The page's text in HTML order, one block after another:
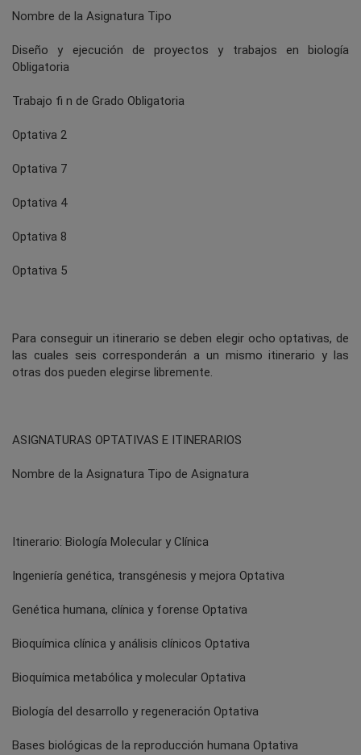
Nombre de la Asignatura Tipo
Diseño y ejecución de proyectos y trabajos en biología
Obligatoria
Trabajo fi n de Grado Obligatoria
Optativa 2
Optativa 7
Optativa 4
Optativa 8
Optativa 5
Para conseguir un itinerario se deben elegir ocho optativas, de
las cuales seis corresponderán a un mismo itinerario y las
otras dos pueden elegirse libremente.
ASIGNATURAS OPTATIVAS E ITINERARIOS
Nombre de la Asignatura Tipo de Asignatura
Itinerario: Biología Molecular y Clínica
Ingeniería genética, transgénesis y mejora Optativa
Genética humana, clínica y forense Optativa
Bioquímica clínica y análisis clínicos Optativa
Bioquímica metabólica y molecular Optativa
Biología del desarrollo y regeneración Optativa
Bases biológicas de la reproducción humana Optativa